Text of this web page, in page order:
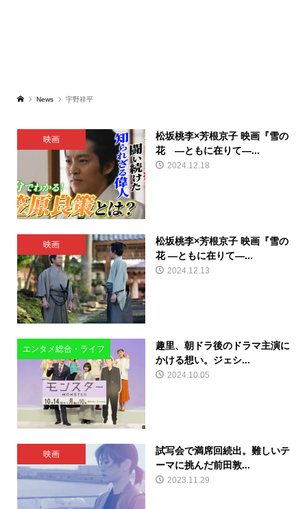
News 宇野祥平
映画
松坂桃李×芳根京子 映画『雪の
花 ―ともに在りて―...
2024.12.18
映画
松坂桃李×芳根京子 映画『雪の
花 ―ともに在りて―...
2024.12.13
エンタメ総合・ライフ
趣里、朝ドラ後のドラマ主演に
かける想い。ジェシ...
2024.10.05
映画
試写会で満席回続出。難しいテ
ーマに挑んだ前田敦...
2023.11.29